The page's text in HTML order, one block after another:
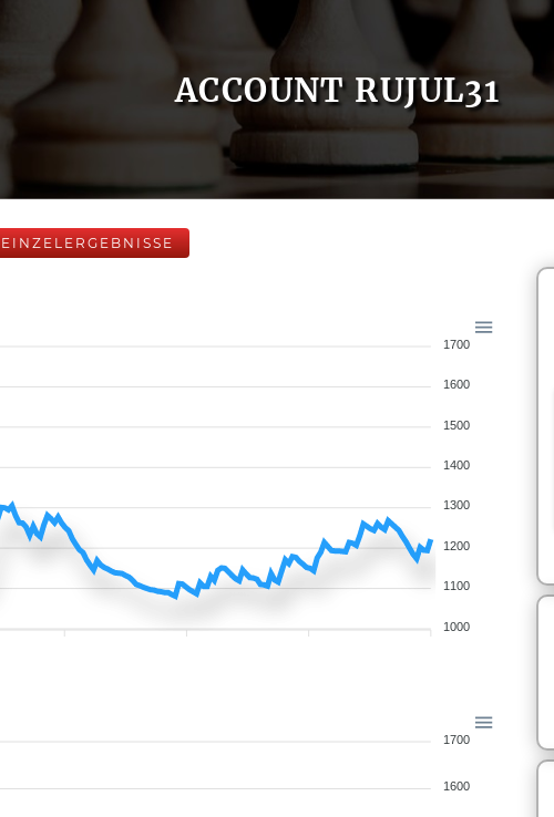
ACCOUNT RUJUL31
EINZELERGEBNISSE
1700
1600
1500
1400
1300
1200
1100
1000
1700
1600